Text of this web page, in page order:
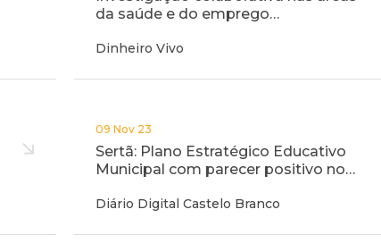
da saúde e do emprego…
Dinheiro Vivo
09 Nov 23
Sertã: Plano Estratégico Educativo
Municipal com parecer positivo no…
Diário Digital Castelo Branco